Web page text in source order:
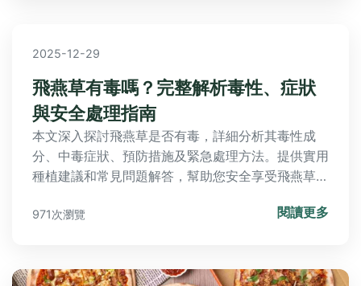
2025-12-29
飛燕草有毒嗎？完整解析毒性、症狀
與安全處理指南
本文深入探討飛燕草是否有毒，詳細分析其毒性成
分、中毒症狀、預防措施及緊急處理方法。提供實用
種植建議和常見問題解答，幫助您安全享受飛燕草的
971次瀏覽 閱讀更多